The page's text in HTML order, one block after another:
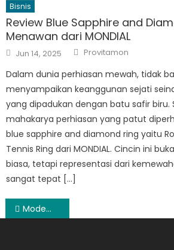
Bisnis
Review Blue Sapphire and
Menawan dari MONDIAL
Posted
on
Jun 14, 2025 Author
Provitamon
Dalam dunia perhiasan mewah, tidak
menyampaikan keanggunan sejati
yang dipadukan dengan batu safir biru.
mahakarya perhiasan yang patut
blue sapphire and diamond ring yaitu
Tennis Ring dari MONDIAL. Cincin ini
biasa, tetapi representasi dari
sangat tepat […]
Post
Modem Kualitas Baik Untuk Jaringan Data 4G